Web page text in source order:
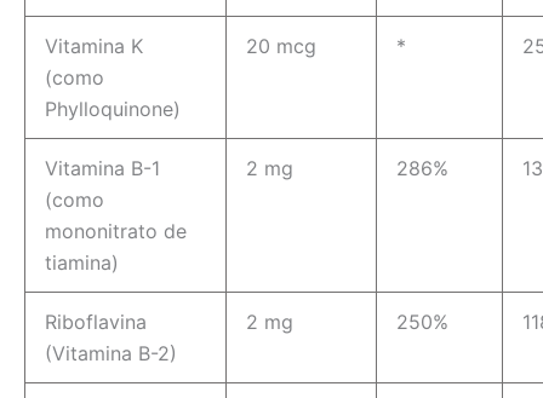
Vitamina K
(como
Phylloquinone)
20 mcg *
Vitamina B-1
(como
mononitrato de
tiamina)
2 mg 286%
Riboflavina
(Vitamina B-2)
2 mg 250%